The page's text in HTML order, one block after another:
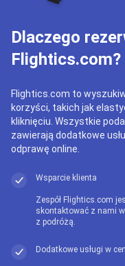
Dlaczego
Flightics.com?
Flightics.com to
korzyści, takich jak
kliknięciu. Wszystkie
zawierają dodatkowe
odprawę online.
Wsparcie klienta
Zespół Flightics.com
skontaktować z nami
z podróżą.
Dodatkowe usługi w